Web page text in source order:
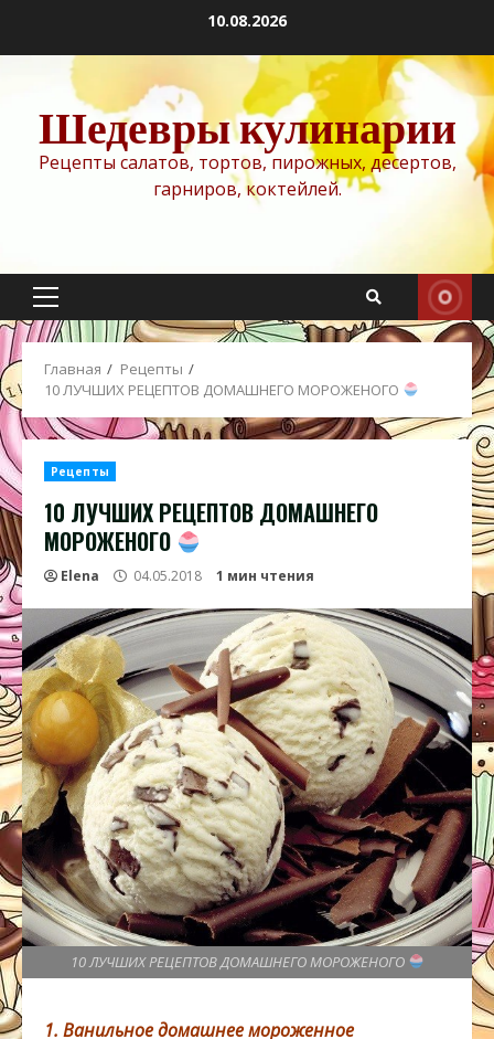
содержимому
10.08.2026
Шедевры кулинарии
Рецепты салатов, тортов, пирожных, десертов,
гарниров, коктейлей.
Основное
меню
Главная
Рецепты
10 ЛУЧШИХ РЕЦЕПТОВ ДОМАШНЕГО МОРОЖЕНОГО
Рецепты
10 ЛУЧШИХ РЕЦЕПТОВ ДОМАШНЕГО
МОРОЖЕНОГО
Elena 04.05.2018 1 мин чтения
10 ЛУЧШИХ РЕЦЕПТОВ ДОМАШНЕГО МОРОЖЕНОГО
1. Ванильное домашнее мороженное